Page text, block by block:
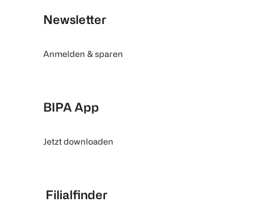
Newsletter
Anmelden & sparen
BIPA App
Jetzt downloaden
Filialfinder